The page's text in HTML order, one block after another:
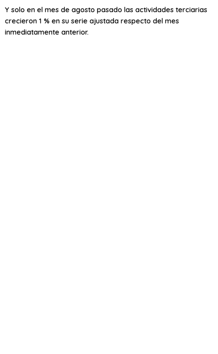
Y solo en el mes de agosto pasado las actividades terciarias
crecieron 1 % en su serie ajustada respecto del mes
inmediatamente anterior.